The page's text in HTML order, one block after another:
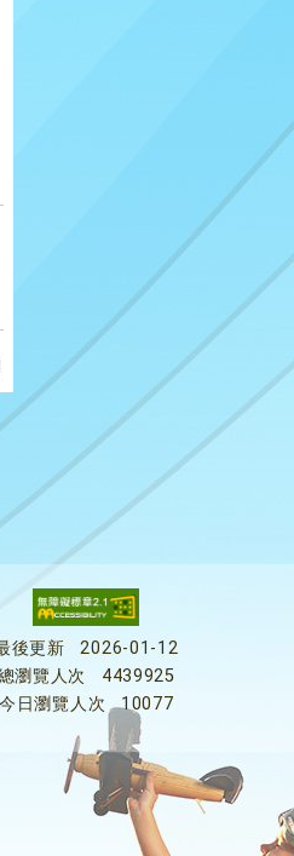
後更新
2026-01-12
瀏覽人次
4439925
今日瀏覽人次
10077